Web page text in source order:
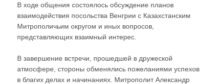
В ходе общения состоялось обсуждение планов
взаимодействия посольства Венгрии с Казахстанским
Митрополичьим округом и иных вопросов,
представляющих взаимный интерес.
В завершение встречи, прошедшей в дружеской
атмосфере, стороны обменялись пожеланиями успехов
в благих делах и начинаниях. Митрополит Александр